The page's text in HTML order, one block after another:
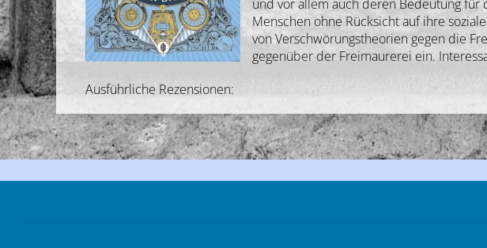
und vor allem auch deren Bedeutung für
Menschen ohne Rücksicht auf ihre
von Verschwörungstheorien gegen die
gegenüber der Freimaurerei ein.
Ausführliche Rezensionen: